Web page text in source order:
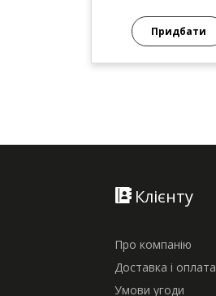
Придбати
Клієнту
Про компанію
Доставка і оплата
Умови угоди